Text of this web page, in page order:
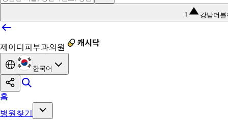
1 강남더블
제이디피부과의원
한국어
홈
병원찾기